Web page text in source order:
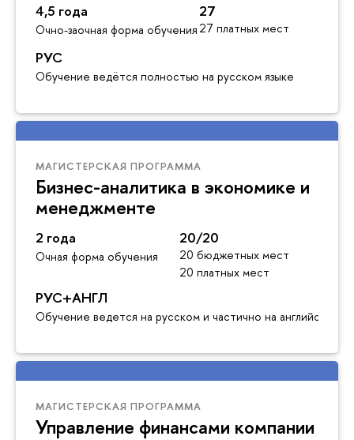
4,5 года
Очно-заочная форма обучения
27
27 платных мест
РУС
Обучение ведётся полностью на русском языке
МАГИСТЕРСКАЯ ПРОГРАММА
Бизнес-аналитика в экономике и
менеджменте
2 года
Очная форма обучения
20/20
20 бюджетных мест
20 платных мест
РУС+АНГЛ
Обучение ведется на русском и частично на английском
МАГИСТЕРСКАЯ ПРОГРАММА
Управление финансами компании